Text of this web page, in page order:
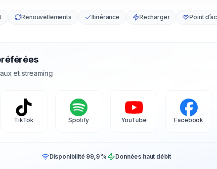
Renouvellements Itinérance Recharger Point
et streaming
TikTok Spotify YouTube Facebook
Disponibilité 99,9 % Données haut débit